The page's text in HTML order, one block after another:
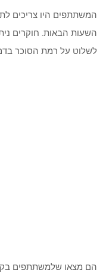
המשתתפים היו צריכים
השעות הבאות. חוקרים
לשלוט על רמת הסוכר בדם
הם מצאו שלמשתתפים